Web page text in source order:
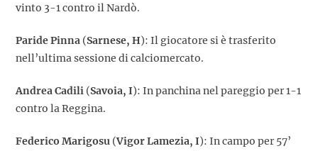
vinto 3-1 contro il Nardò.
Paride Pinna (Sarnese, H): Il giocatore si è trasferito
nell’ultima sessione di calciomercato.
Andrea Cadili (Savoia, I): In panchina nel pareggio per 1-1
contro la Reggina.
Federico Marigosu (Vigor Lamezia, I): In campo per 57’